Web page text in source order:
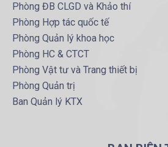
Phòng ĐB CLGD và Khảo thí
Phòng Hợp tác quốc tế
Phòng Quản lý khoa học
Phòng HC & CTCT
Phòng Vật tư và Trang thiết bị
Phòng Quản trị
Ban Quản lý KTX